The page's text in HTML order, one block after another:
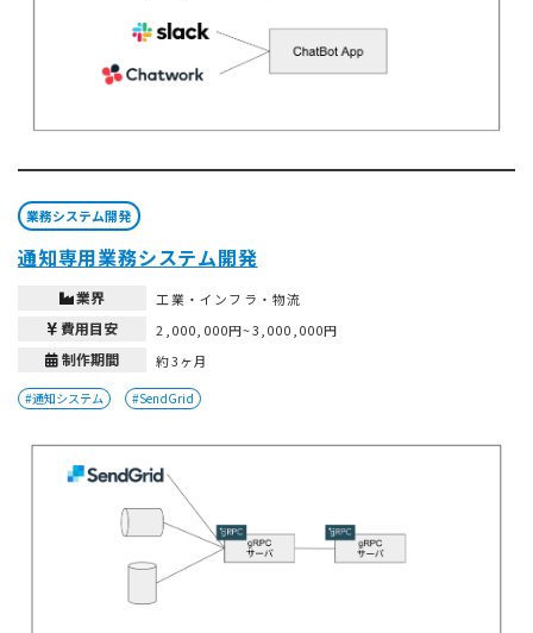
業務システム開発
通知専用業務システム開発
業界 工業・インフラ・物流
費用目安 2,000,000円~3,000,000円
制作期間 約3ヶ月
#通知システム #SendGrid